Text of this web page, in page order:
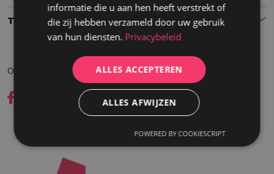
Type
Ontdek meer op onze social media kanalen
informatie die u aan hen heeft verstrekt of
die zij hebben verzameld door uw gebruik
van hun diensten. Privacybeleid
ALLES ACCEPTEREN
ALLES AFWIJZEN
POWERED BY COOKIESCRIPT